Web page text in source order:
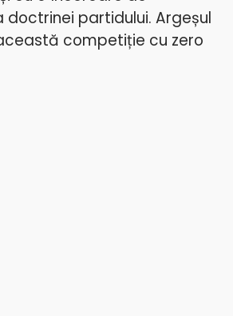
doctrinei partidului. Argeșul
competiție cu zero